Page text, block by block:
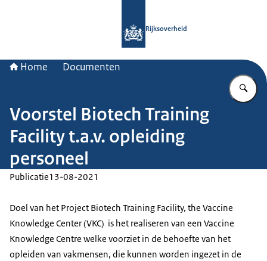
Rijksoverheid
Home Documenten
Voorstel Biotech Training
Facility t.a.v. opleiding
personeel
Publicatie13-08-2021
Doel van het Project Biotech Training Facility, the Vaccine
Knowledge Center(VKC) is het realiseren van een Vaccine
Knowledge Centre welke voorziet in de behoefte van het
opleiden van vakmensen, die kunnen worden ingezet in de